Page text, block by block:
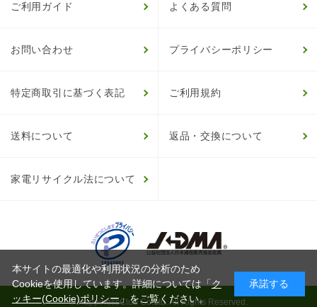
ご利用ガイド よくある質問
お問い合わせ プライバシーポリシー
特定商取引に基づく表記 ご利用規約
送料について 返品・交換について
家電リサイクル法について
© HappinessClub Co.Ltd. All Rights Reserved.
本サイトの最適化や利用状況の分析のため
Cookieを使用しています。詳細については「ク
ッキー(Cookie)ポリシー」をご覧ください。
承諾する